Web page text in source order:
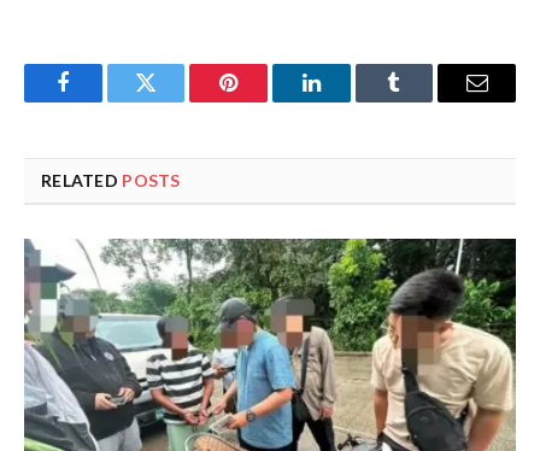
FacebookTwitter Pinterest LinkedInTumblr Email
RELATED POSTS